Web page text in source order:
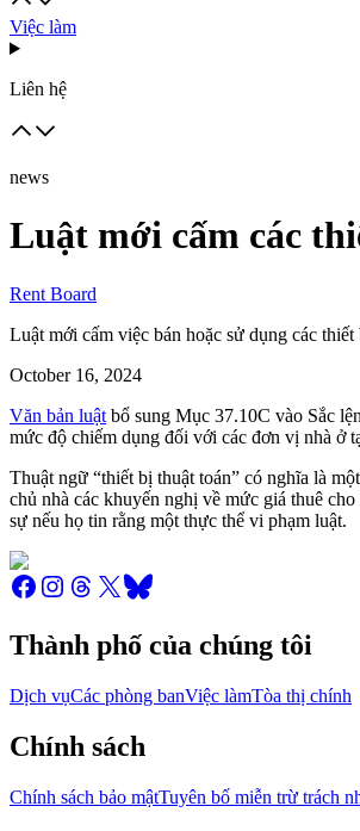
Việc làm
Liên hệ
news
Luật mới cấm các
Rent Board
Luật mới cấm việc bán hoặc sử dụng các
October 16, 2024
Văn bản luật bổ sung Mục 37.10C vào Sắc
mức độ chiếm dụng đối với các đơn vị nhà ở
Thuật ngữ “thiết bị thuật toán” có nghĩa là
chủ nhà các khuyến nghị về mức giá thuê
sự nếu họ tin rằng một thực thể vi phạm luật.
Thành phố của chúng tôi
Dịch vụCác phòng banViệc làmTòa thị chính
Chính sách
Chính sách bảo mậtTuyên bố miễn trừ trách